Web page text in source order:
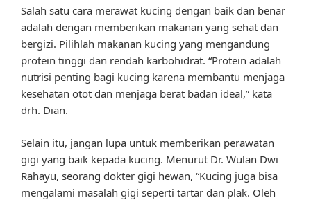
Salah satu cara merawat kucing dengan baik dan benar
adalah dengan memberikan makanan yang sehat dan
bergizi. Pilihlah makanan kucing yang mengandung
protein tinggi dan rendah karbohidrat. “Protein adalah
nutrisi penting bagi kucing karena membantu menjaga
kesehatan otot dan menjaga berat badan ideal,” kata
drh. Dian.
Selain itu, jangan lupa untuk memberikan perawatan
gigi yang baik kepada kucing. Menurut Dr. Wulan Dwi
Rahayu, seorang dokter gigi hewan, “Kucing juga bisa
mengalami masalah gigi seperti tartar dan plak. Oleh